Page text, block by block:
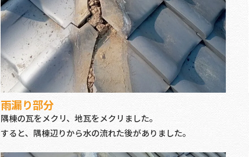
雨漏り部分
隅棟の瓦をメクリ、地瓦をメクリました。
すると、隅棟辺りから水の流れた後がありました。